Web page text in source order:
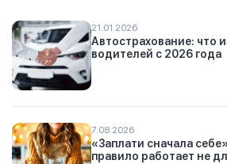
21.01.2026
Автострахование: что
водителей с 2026 года
7.08.2026
«Заплати сначала
правило работает не